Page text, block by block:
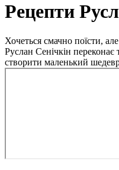
Рецепти
Хочеться смачно поїсти,
Руслан Сенічкін
створити маленький